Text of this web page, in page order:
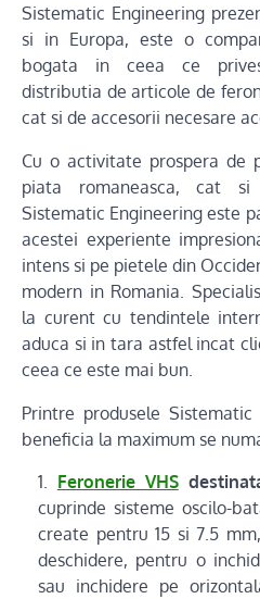
Sistematic Engineering
si in Europa, este o
bogata in ceea ce
distributia de articole de
cat si de accesorii necesare
Cu o activitate prospera
piata romaneasca, cat
Sistematic Engineering este
acestei experiente
intens si pe pietele din
modern in Romania.
la curent cu tendintele
aduca si in tara astfel incat
ceea ce este mai bun.
Printre produsele
beneficia la maximum se
Feronerie VHS
cuprinde sisteme oscilo-
create pentru 15 si 7.5
deschidere, pentru o
sau inchidere pe